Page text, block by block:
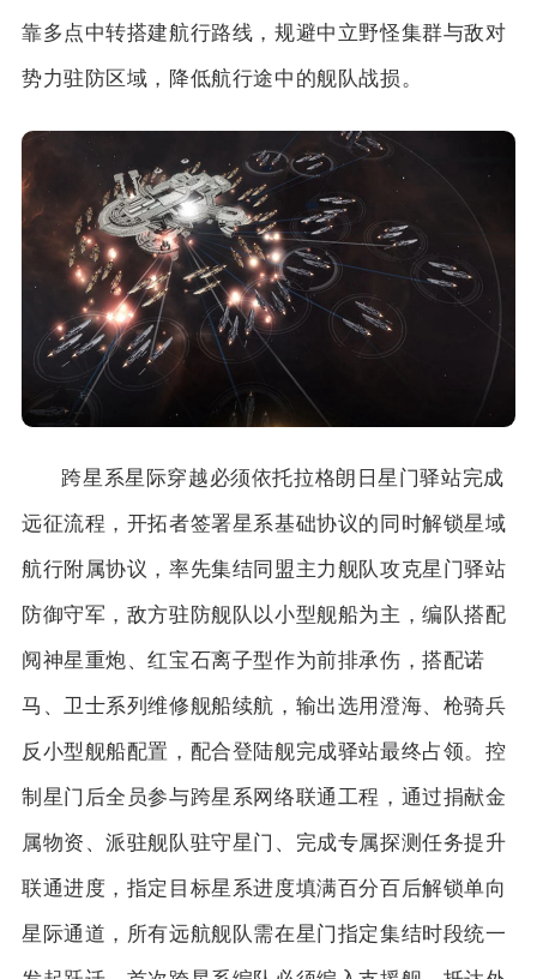
靠多点中转搭建航行路线，规避中立野怪集群与敌对
势力驻防区域，降低航行途中的舰队战损。
跨星系星际穿越必须依托拉格朗日星门驿站完成
远征流程，开拓者签署星系基础协议的同时解锁星域
航行附属协议，率先集结同盟主力舰队攻克星门驿站
防御守军，敌方驻防舰队以小型舰船为主，编队搭配
阋神星重炮、红宝石离子型作为前排承伤，搭配诺
马、卫士系列维修舰船续航，输出选用澄海、枪骑兵
反小型舰船配置，配合登陆舰完成驿站最终占领。控
制星门后全员参与跨星系网络联通工程，通过捐献金
属物资、派驻舰队驻守星门、完成专属探测任务提升
联通进度，指定目标星系进度填满百分百后解锁单向
星际通道，所有远航舰队需在星门指定集结时段统一